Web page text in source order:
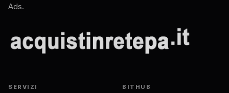
Ads.
SERVIZI BITHUB